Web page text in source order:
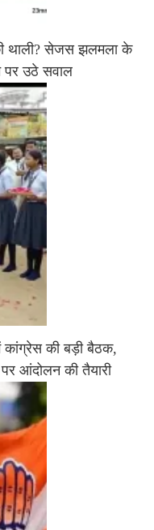
थाली? सेजस झलमला के
उठे सवाल
की बड़ी बैठक,
आंदोलन की तैयारी